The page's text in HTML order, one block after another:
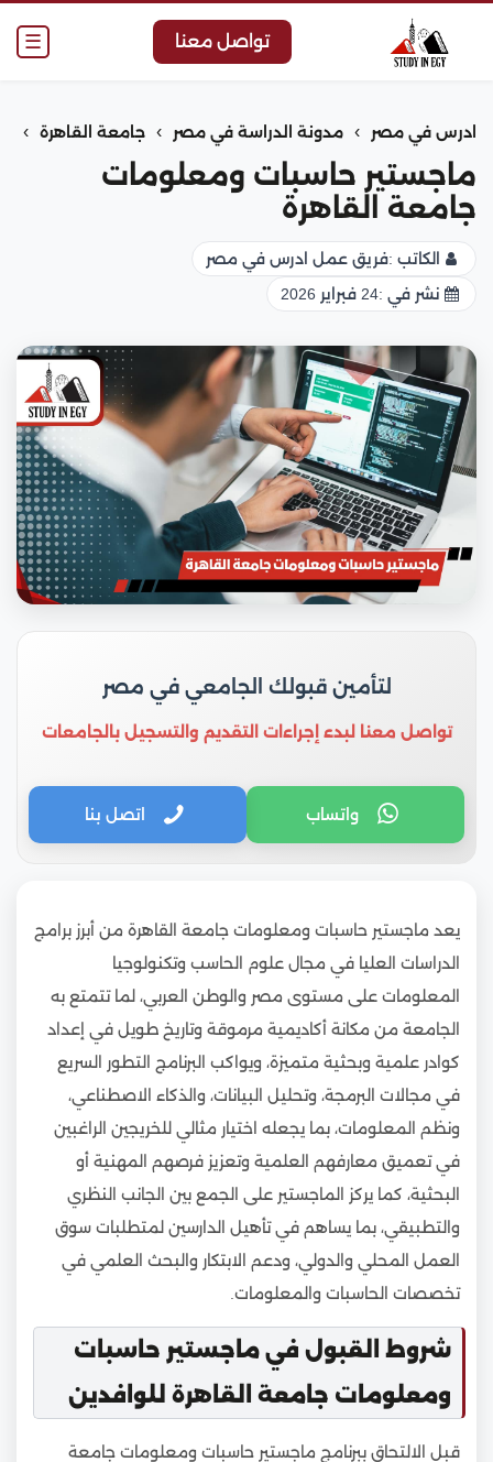
☰ تواصل معنا
ادرس في مصر › مدونة الدراسة في مصر › جامعة القاهرة ›
ماجستير حاسبات ومعلومات
جامعة القاهرة
الكاتب :فريق عمل ادرس في مصر
نشر في :24 فبراير 2026
لتأمين قبولك الجامعي في مصر
تواصل معنا لبدء إجراءات التقديم والتسجيل بالجامعات
واتساب اتصل بنا
يعد ماجستير حاسبات ومعلومات جامعة القاهرة من أبرز برامج
الدراسات العليا في مجال علوم الحاسب وتكنولوجيا
المعلومات على مستوى مصر والوطن العربي، لما تتمتع به
الجامعة من مكانة أكاديمية مرموقة وتاريخ طويل في إعداد
كوادر علمية وبحثية متميزة، ويواكب البرنامج التطور السريع
في مجالات البرمجة، وتحليل البيانات، والذكاء الاصطناعي،
ونظم المعلومات، بما يجعله اختيار مثالي للخريجين الراغبين
في تعميق معارفهم العلمية وتعزيز فرصهم المهنية أو
البحثية، كما يركز الماجستير على الجمع بين الجانب النظري
والتطبيقي، بما يساهم في تأهيل الدارسين لمتطلبات سوق
العمل المحلي والدولي، ودعم الابتكار والبحث العلمي في
تخصصات الحاسبات والمعلومات.
شروط القبول في ماجستير حاسبات
ومعلومات جامعة القاهرة للوافدين
قبل الالتحاق ببرنامج ماجستير حاسبات ومعلومات جامعة